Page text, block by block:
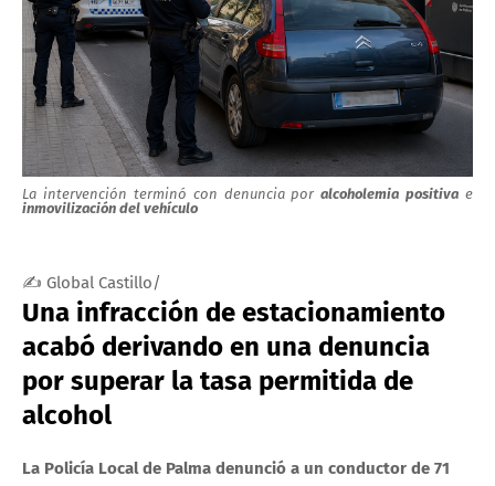
La intervención terminó con denuncia poralcoholemia positiva e
inmovilización del vehículo
✍ Global Castillo/
Una infracción de estacionamiento
acabó derivando en una denuncia
por superar la tasa permitida de
alcohol
La Policía Local de Palma denunció a un conductor de 71